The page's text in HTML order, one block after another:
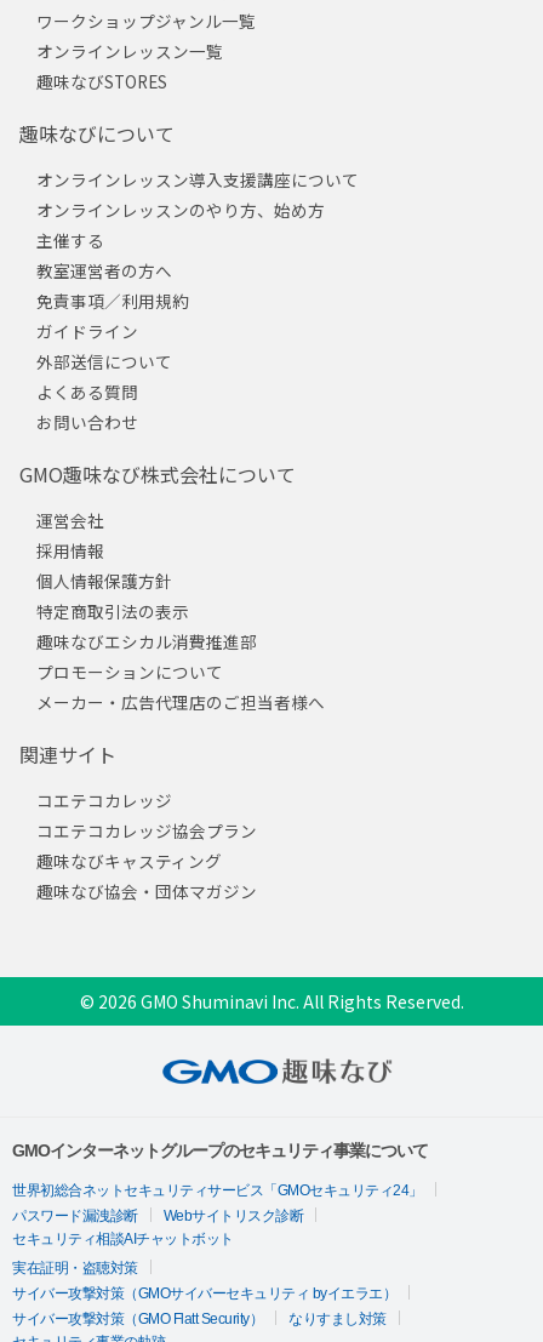
ワークショップジャンル一覧
オンラインレッスン一覧
趣味なびSTORES
趣味なびについて
オンラインレッスン導入支援講座について
オンラインレッスンのやり方、始め方
主催する
教室運営者の方へ
免責事項／利用規約
ガイドライン
外部送信について
よくある質問
お問い合わせ
GMO趣味なび株式会社について
運営会社
採用情報
個人情報保護方針
特定商取引法の表示
趣味なびエシカル消費推進部
プロモーションについて
メーカー・広告代理店のご担当者様へ
関連サイト
コエテコカレッジ
コエテコカレッジ協会プラン
趣味なびキャスティング
趣味なび協会・団体マガジン
© 2026 GMO Shuminavi Inc. All Rights Reserved.